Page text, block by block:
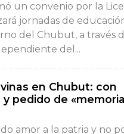
un convenio por la
jornadas de
del Chubut, a través
del...
en Chubut: con
pedido de
amor a la patria y no